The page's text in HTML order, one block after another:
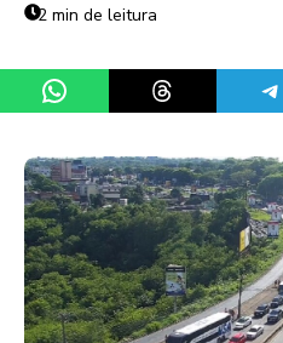
2 min de leitura
Share on WhatsApp
Share on